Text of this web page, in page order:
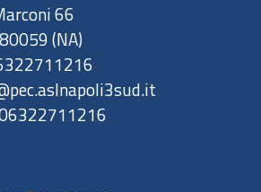
66
(NA)